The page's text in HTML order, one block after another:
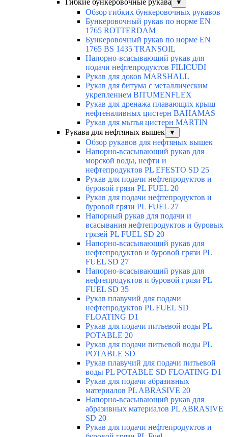
▼
Обзор гибких бункеровочных рукавов
Бункеровочный рукав по норме EN
1765 ROTTERDAM
Бункеровочный рукав по норме EN
1765 BS 1435 TRANSOIL
Напорно-всасывающий рукав для
подачи нефтепродуктов FILICUDI
Рукав для доков MARSHALL
Рукав для битума с металлическим
укреплением BITUMENFLEX
Рукав для дренажа плавающих крыш
нефтеналивных цистерн BAHAMAS
Рукав для мытья цистерн MARTIN
Рукава для нефтяных вышек
▼
Обзор рукавов для нефтяных вышек
Напорно-всасывающий рукав для
морской воды, нефти и
нефтепродуктов PL EFESTO SD 25
Рукав для подачи нефтепродуктов и
буровой грязи PL FUEL 20
Рукав для подачи нефтепродуктов и
буровой грязи PL FUEL 27
Напорный рукав для подачи и
всасывания нефтепродуктов и буровых
грязей PL FUEL SD 20
Напорно-всасывающий рукав для
нефтепродуктов и буровой грязи PL
FUEL SD 27
Напорно-всасывающий рукав для
нефтепродуктов и буровой грязи PL
FUEL SD 35
Рукав плавучий для подачи
нефтепродуктов PL FUEL SD
FLOATING D1
Рукав для подачи питьевой воды PL
POTABLE 20
Рукав для подачи питьевой воды PL
POTABLE SD
Рукав плавучий для подачи питьевой
воды PL POTABLE SD FLOATING D1
Рукав для подачи абразивных
материалов PL ABRASIVE 20
Напорно-всасывающий рукав для
абразивных материалов PL ABRASIVE
SD 20
Рукав для подачи нефтепродуктов и